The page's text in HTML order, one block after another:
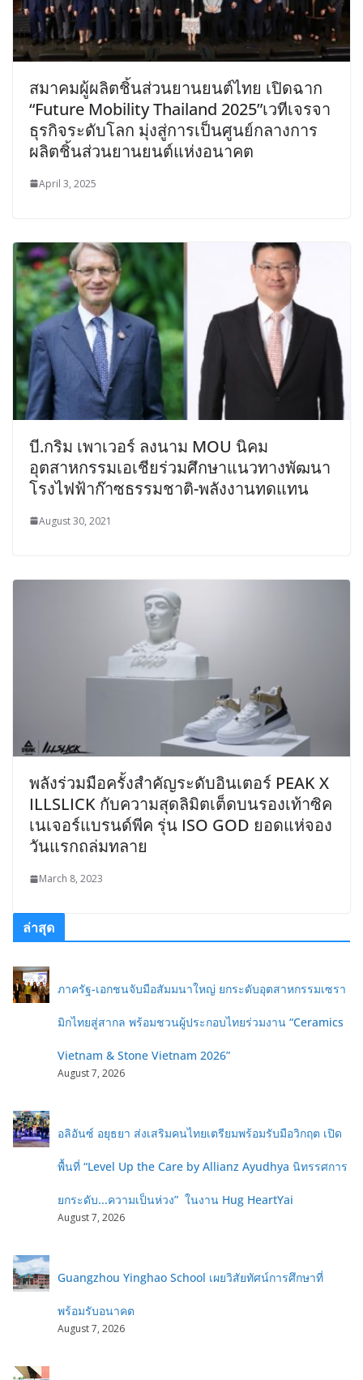
สมาคมผู้ผลิตชิ้นส่วนยานยนต์ไทย เปิดฉาก
“Future Mobility Thailand 2025”เวทีเจรจา
ธุรกิจระดับโลก มุ่งสู่การเป็นศูนย์กลางการ
ผลิตชิ้นส่วนยานยนต์แห่งอนาคต
April 3, 2025
บี.กริม เพาเวอร์ ลงนาม MOU นิคม
อุตสาหกรรมเอเชียร่วมศึกษาแนวทางพัฒนา
โรงไฟฟ้าก๊าซธรรมชาติ-พลังงานทดแทน
August 30, 2021
พลังร่วมมือครั้งสำคัญระดับอินเตอร์ PEAK X
ILLSLICK กับความสุดลิมิตเต็ดบนรองเท้าซิค
เนเจอร์แบรนด์พีค รุ่น ISO GOD ยอดแห่จอง
วันแรกถล่มทลาย
March 8, 2023
ล่าสุด
ภาครัฐ-เอกชนจับมือสัมมนาใหญ่ ยกระดับอุตสาหกรรมเซรา
มิกไทยสู่สากล พร้อมชวนผู้ประกอบไทยร่วมงาน “Ceramics
Vietnam & Stone Vietnam 2026”
August 7, 2026
อลิอันซ์ อยุธยา ส่งเสริมคนไทยเตรียมพร้อมรับมือวิกฤต เปิด
พื้นที่ “Level Up the Care by Allianz Ayudhya นิทรรศการ
ยกระดับ...ความเป็นห่วง” ในงาน Hug HeartYai
August 7, 2026
Guangzhou Yinghao School เผยวิสัยทัศน์การศึกษาที่
พร้อมรับอนาคต
August 7, 2026